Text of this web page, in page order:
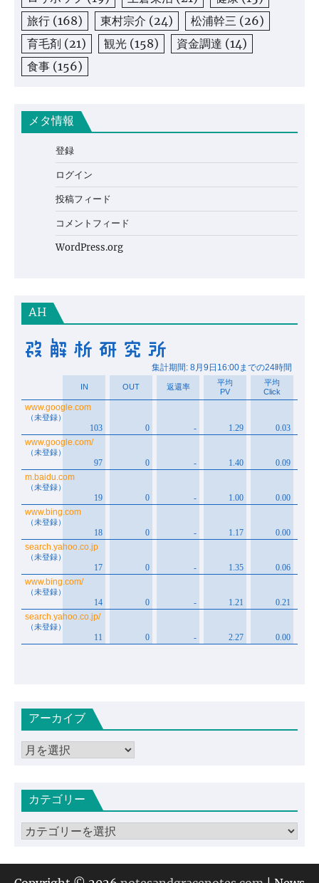
旅行 (168) 東村宗介 (24) 松浦幹三 (26)
育毛剤 (21) 観光 (158) 資金調達 (14)
食事 (156)
メタ情報
登録
ログイン
投稿フィード
コメントフィード
WordPress.org
AH
アーカイブ
ア
イカテゴリー
カ
ゴ